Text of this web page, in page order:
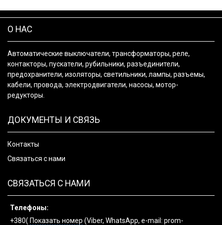
О НАС
Автоматические выключатели, трансформаторы, реле,
контакторы, пускатели, рубильники, разъединители,
предохранители, изоляторы, светильники, лампы, разъемы,
кабели, провода, электродвигатели, насосы, мотор-
редукторы.
ДОКУМЕНТЫ И СВЯЗЬ
Контакты
Связаться с нами
СВЯЗАТЬСЯ С НАМИ
Телефоны:
+380( Показать номер (Viber, WhatsApp, e-mail: prom-